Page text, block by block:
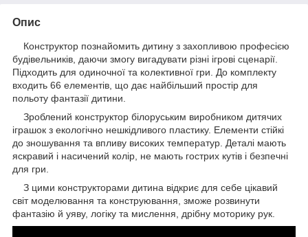
Опис
Конструктор познайомить дитину з захопливою професією
будівельників, даючи змогу вигадувати різні ігрові сценарії.
Підходить для одиночної та колективної гри. До комплекту
входить 66 елементів, що дає найбільший простір для
польоту фантазії дитини.
Зроблений конструктор білоруським виробником дитячих
іграшок з екологічно нешкідливого пластику. Елементи стійкі
до зношування та впливу високих температур. Деталі мають
яскравий і насичений колір, не мають гострих кутів і безпечні
для гри.
З цими конструкторами дитина відкриє для себе цікавий
світ моделювання та конструювання, зможе розвинути
фантазію й уяву, логіку та мислення, дрібну моторику рук.